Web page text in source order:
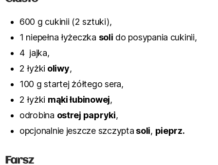
600 g cukinii (2 sztuki),
1 niepełna łyżeczka soli do posypania cukinii,
4 jajka,
2 łyżki oliwy,
100 g startej żółtego sera,
2 łyżki mąki łubinowej,
odrobina ostrej papryki,
opcjonalnie jeszcze szczypta soli, pieprz.
Farsz